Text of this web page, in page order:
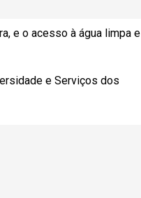
e o acesso à água limpa e
e Serviços dos